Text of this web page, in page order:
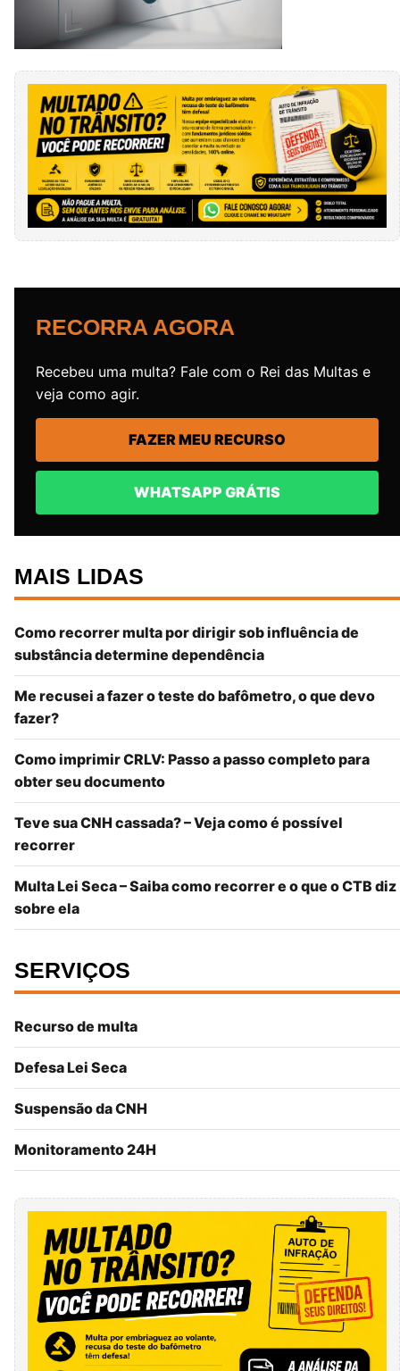
RECORRA AGORA
Recebeu uma multa? Fale com o Rei das Multas e
veja como agir.
FAZER MEU RECURSO
WHATSAPP GRÁTIS
MAIS LIDAS
Como recorrer multa por dirigir sob influência de
substância determine dependência
Me recusei a fazer o teste do bafômetro, o que devo
fazer?
Como imprimir CRLV: Passo a passo completo para
obter seu documento
Teve sua CNH cassada? – Veja como é possível
recorrer
Multa Lei Seca – Saiba como recorrer e o que o CTB diz
sobre ela
SERVIÇOS
Recurso de multa
Defesa Lei Seca
Suspensão da CNH
Monitoramento 24H